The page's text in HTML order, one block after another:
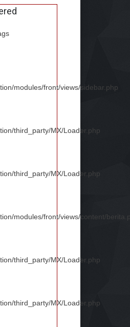
modules/front/views/sidebar.php
third_party/MX/Loader.php
third_party/MX/Loader.php
modules/front/views/content/
third_party/MX/Loader.php
third_party/MX/Loader.php